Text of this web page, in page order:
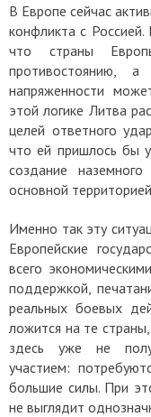
В Европе сейчас
конфликта с Россией.
что страны
противостоянию,
напряженности
этой логике Литва
целей ответного
что ей пришлось бы
создание
основной
Именно так эту
Европейские
всего
поддержкой,
реальных боевых
ложится на те
здесь уже не
участием:
большие силы. При
не выглядит